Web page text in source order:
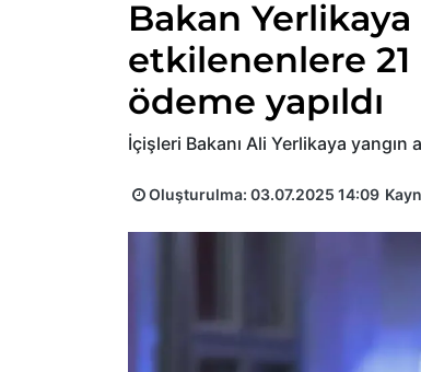
Bakan
etkilenenlere
ödeme yapıldı
İçişleri Bakanı Ali Yerlikaya yangın
Oluşturulma: 03.07.2025 14:09